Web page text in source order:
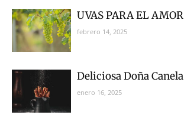
UVAS PARA EL AMOR
febrero 14, 2025
Deliciosa Doña Canela
enero 16, 2025